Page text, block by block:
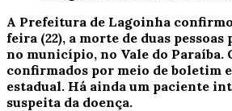
A Prefeitura de Lagoinha
feira (22), a morte de duas
no município, no Vale do Paraíba.
confirmados por meio de boletim
estadual. Há ainda um paciente
suspeita da doença.